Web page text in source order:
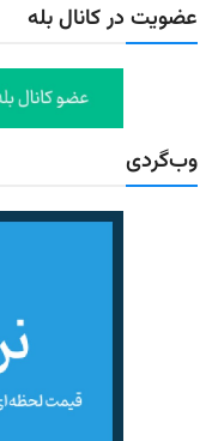
عضویت در کانال بله
وب‌گردی